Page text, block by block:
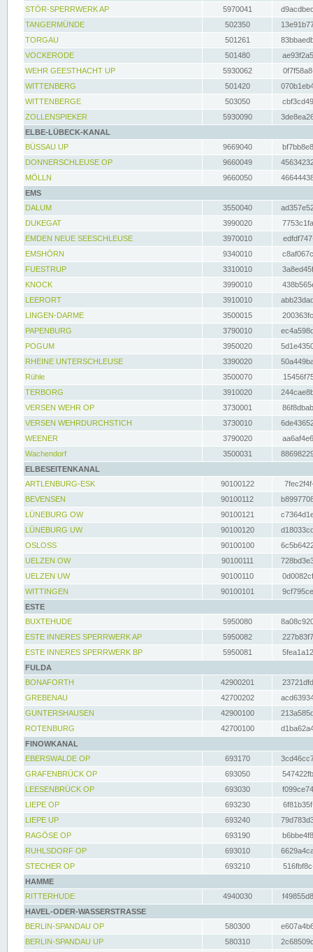
STÖR-SPERRWERK AP 5970041
TANGERMÜNDE
502350
TORGAU
501261
VOCKERODE
501480
WEHR GEESTHACHT UP
5930062
WITTENBERG
501420
WITTENBERGE
503050
ZOLLENSPIEKER
5930090
ELBE-LÜBECK-KANAL
BÜSSAU UP
9669040
DONNERSCHLEUSE OP
9660049
MÖLLN
9660050
EMS
DALUM
3550040
DUKEGAT
3990020
EMDEN NEUE SEESCHLEUSE
3970010
EMSHÖRN
9340010
FUESTRUP
3310010
KNOCK
3990010
LEERORT
3910010
LINGEN-DARME
3500015
PAPENBURG
3790010
POGUM
3950020
RHEINE UNTERSCHLEUSE
3390020
Rühle
3500070
TERBORG
3910020
VERSEN WEHR OP
3730001
VERSEN WEHRDURCHSTICH
3730010
WEENER
3790020
Wachendorf
3500031
ELBESEITENKANAL
ARTLENBURG-ESK
90100122
BEVENSEN
90100112
LÜNEBURG OW
90100121
LÜNEBURG UW
90100120
OSLOSS
90100100
UELZEN OW
90100111
UELZEN UW
90100110
WITTINGEN
90100101
ESTE
BUXTEHUDE
5950080
ESTE INNERES SPERRWERK AP
5950082
ESTE INNERES SPERRWERK BP
5950081
FULDA
BONAFORTH
42900201
GREBENAU
42700202
GUNTERSHAUSEN
42900100
ROTENBURG
42700100
FINOWKANAL
EBERSWALDE OP
693170
GRAFENBRÜCK OP
693050
LEESENBRÜCK OP
693030
LIEPE OP
693230
LIEPE UP
693240
RAGÖSE OP
693190
RUHLSDORF OP
693010
STECHER OP
693210
HAMME
RITTERHUDE
4940030
HAVEL-ODER-WASSERSTRASSE
BERLIN-SPANDAU OP
580300
BERLIN-SPANDAU UP
580310